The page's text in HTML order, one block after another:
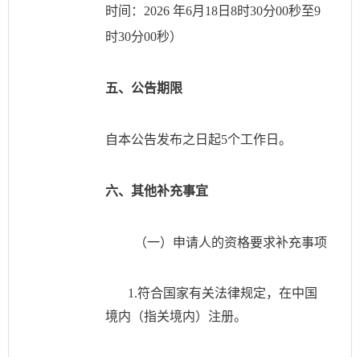
时间：2026 年6月18日8时30分00秒至9
时30分00秒）
五、公告期限
自本公告发布之日起5个工作日。
六、其他补充事宜
（一）申请人的资格要求补充事项
1.符合国家有关法律规定，在中国
境内（指关境内）注册。